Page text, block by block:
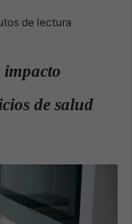
de lectura
de salud